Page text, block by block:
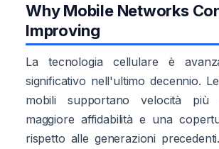
Why Mobile Networks
Improving
La tecnologia cellulare è
significativo nell'ultimo decennio.
mobili supportano velocità più
maggiore affidabilità e una
rispetto alle generazioni